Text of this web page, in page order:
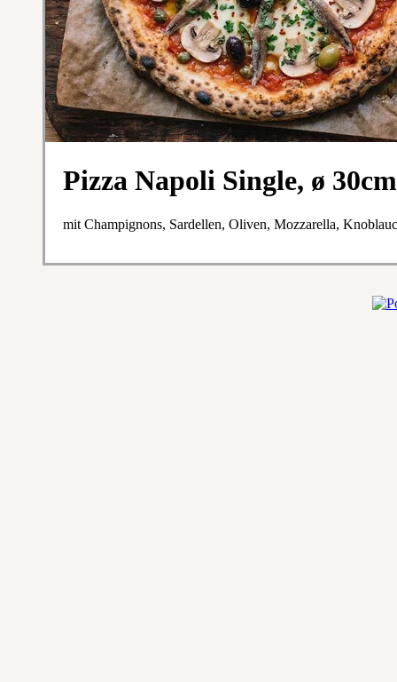
Pizza Napoli Single, ø 30cm
mit Champignons, Sardellen, Oliven, Mozzarella,